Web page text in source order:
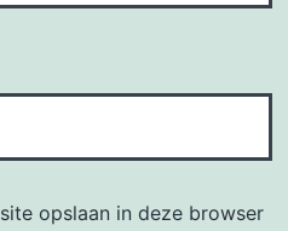
opslaan in deze browser